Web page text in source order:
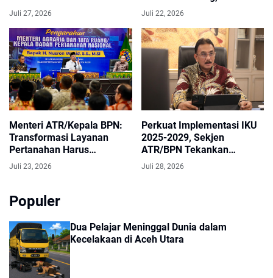
Jadi Arsitek Perubahan
Juli 27, 2026
Nusron Targetkan Selesai
Juli 22, 2026
Menteri ATR/Kepala BPN:
Transformasi Layanan
Pertanahan Harus
Berorientasi pada
Kepuasan Masyarakat
Juli 23, 2026
Perkuat Implementasi IKU
2025-2029, Sekjen
ATR/BPN Tekankan
Keselarasan Indikator
Kinerja Pusat dan Daerah
Juli 28, 2026
Populer
Dua Pelajar Meninggal Dunia dalam
Kecelakaan di Aceh Utara